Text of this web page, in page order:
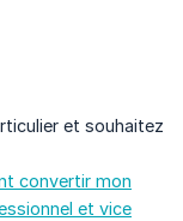
et souhaitez
convertir mon
et vice